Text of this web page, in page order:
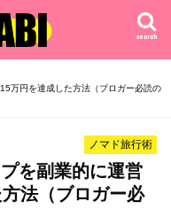
search
万円を達成した方法（ブロガー必読の
ノマド旅行術
を副業的に運営
法（ブロガー必